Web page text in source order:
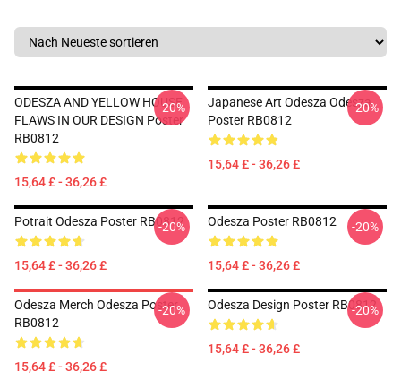
ODESZA AND YELLOW HOUSE
FLAWS IN OUR DESIGN Poster
RB0812
15,64 £ - 36,26 £
-20%
Japanese Art Odesza Odesza
Poster RB0812
15,64 £ - 36,26 £
-20%
Potrait Odesza Poster RB0812
15,64 £ - 36,26 £
-20% Odesza Poster RB0812
15,64 £ - 36,26 £
-20%
Odesza Merch Odesza Poster
RB0812
15,64 £ - 36,26 £
-20% Odesza Design Poster RB0812
15,64 £ - 36,26 £
-20%